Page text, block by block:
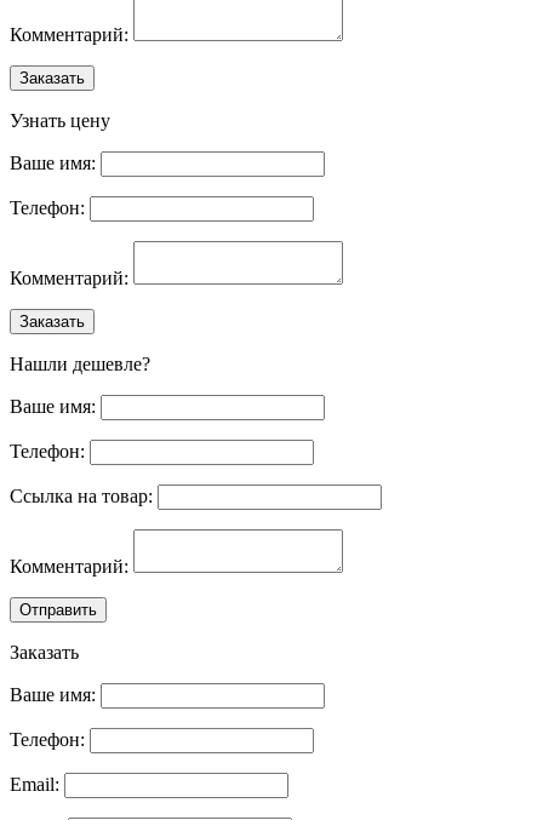
Комментарий:
Заказать
Узнать цену
Ваше имя:
Телефон:
Комментарий:
Заказать
Нашли дешевле?
Ваше имя:
Телефон:
Ссылка на товар:
Комментарий:
Отправить
Заказать
Ваше имя:
Телефон:
Email: